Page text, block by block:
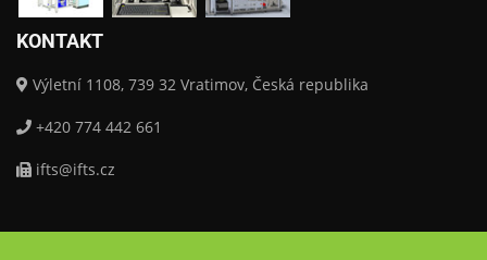
KONTAKT
Výletní 1108, 739 32 Vratimov, Česká republika
+420 774 442 661
ifts@ifts.cz